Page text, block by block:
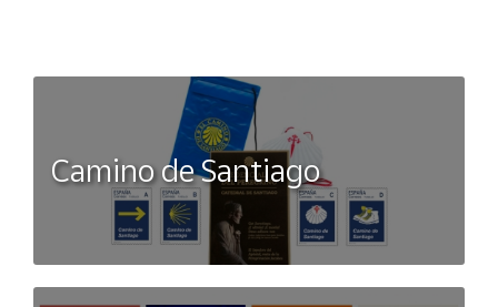
Camino de Santiago